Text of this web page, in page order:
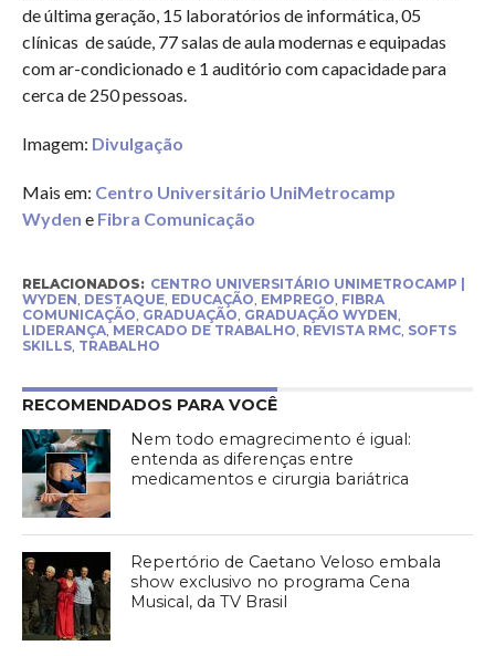
de última geração, 15 laboratórios de informática, 05
clínicas de saúde, 77 salas de aula modernas e equipadas
com ar-condicionado e 1 auditório com capacidade para
cerca de 250 pessoas.
Imagem: Divulgação
Mais em: Centro Universitário UniMetrocamp
Wyden e Fibra Comunicação
RELACIONADOS: CENTRO UNIVERSITÁRIO UNIMETROCAMP |
WYDEN DESTAQUE, EDUCAÇÃO EMPREGO FIBRA
COMUNICAÇÃO GRADUAÇÃO GRADUAÇÃO WYDEN
LIDERANÇA, MERCADO DE TRABALHO REVISTA RMC, SOFTS
SKILLS, TRABALHO
RECOMENDADOS PARA VOCÊ
Nem todo emagrecimento é igual:
entenda as diferenças entre
medicamentos e cirurgia bariátrica
Repertório de Caetano Veloso embala
show exclusivo no programa Cena
Musical, da TV Brasil